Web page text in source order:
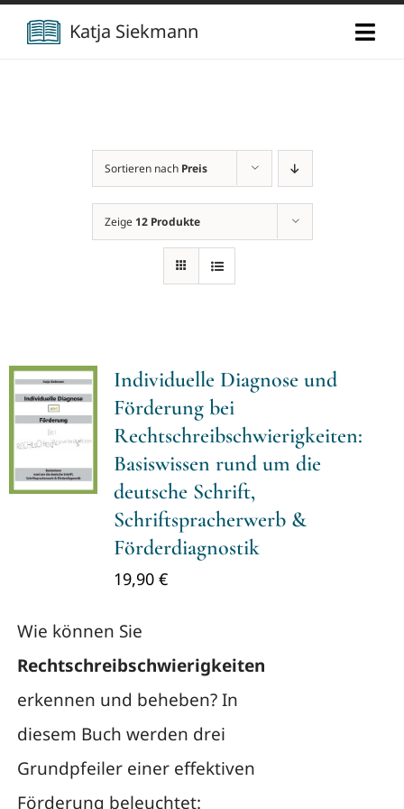
Zum
Inhalt
Katja Siekmann
Über mich
Berufliche Vita
Projekte
Verlag
Sortieren nach Preis
Zeige 12 Produkte
Individuelle Diagnose und
Förderung bei
Rechtschreibschwierigkeiten:
Basiswissen rund um die
deutsche Schrift,
Schriftspracherwerb &
Förderdiagnostik
19,90 €
Wie können Sie
Rechtschreibschwierigkeiten
erkennen und beheben? In
diesem Buch werden drei
Grundpfeiler einer effektiven
Förderung beleuchtet: